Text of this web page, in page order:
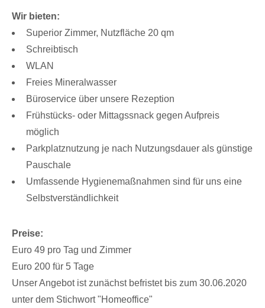
Wir bieten:
Superior Zimmer, Nutzfläche 20 qm
Schreibtisch
WLAN
Freies Mineralwasser
Büroservice über unsere Rezeption
Frühstücks- oder Mittagssnack gegen Aufpreis
möglich
Parkplatznutzung je nach Nutzungsdauer als günstige
Pauschale
Umfassende Hygienemaßnahmen sind für uns eine
Selbstverständlichkeit
Preise:
Euro 49 pro Tag und Zimmer
Euro 200 für 5 Tage
Unser Angebot ist zunächst befristet bis zum 30.06.2020
unter dem Stichwort "Homeoffice"